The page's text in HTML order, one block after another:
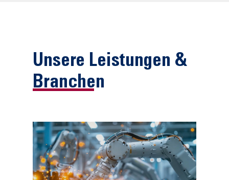
Unsere Leistungen &
Branchen